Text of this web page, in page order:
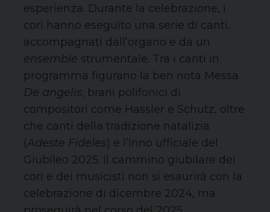
esperienza. Durante la celebrazione, i
cori hanno eseguito una serie di canti,
accompagnati dall’organo e da un
ensemble strumentale. Tra i canti in
programma figurano la ben nota Messa
De angelis, brani polifonici di
compositori come Hassler e Schutz, oltre
che canti della tradizione natalizia
(Adeste Fideles) e l’Inno ufficiale del
Giubileo 2025. Il cammino giubilare dei
cori e dei musicisti non si esaurirà con la
celebrazione di dicembre 2024, ma